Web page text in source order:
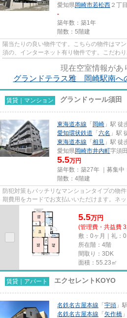
愛知県岡崎市若松西 ２丁
-
築年数：築1年
階数：5階建
陽当たりの良い物件です。こちらの物件はマ
須の、インターネット有り物件です。こだわ
現在空室情報があ
グランドテラス雅 岡崎駅南へ
賃貸｜マンション グランドゥール須田
東海道本線 「 岡崎 」駅 徒
愛知環状鉄道 「 六名 」駅
東海道本線 「 相見 」駅 徒
愛知県岡崎市井内町字須
5.5万円
築年数：築27年 ｜募集中
階数：4階建
防犯対策もバッチリなマンションタイプの物
期費用をカードでお支払いいただけます。ネ
ます、パソコン使用可。こだ...
5.5万円
(管理費・共益費
敷：0ヶ月｜礼：0
所在階：4階
間取り：3DK
面積：55.23㎡
賃貸｜アパート エクセレントKOYO
名鉄名古屋本線 「 宇頭 」
名鉄名古屋本線 「 矢作橋